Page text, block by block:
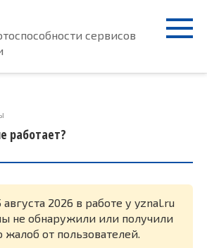
сервисов
работает?
августа 2026 в работе у yznal.ru
не обнаружили или получили
жалоб от пользователей.